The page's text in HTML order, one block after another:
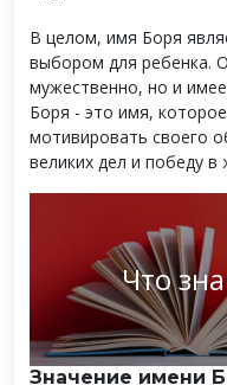
В целом, имя Боря
выбором для ребенка.
мужественно, но и
Боря - это имя,
мотивировать своего
великих дел и победу в
Что
Значение имени